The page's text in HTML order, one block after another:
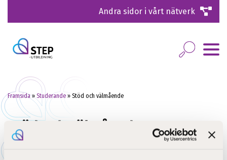
Andra sidor i vårt nätverk
Framsida» Studerande » Stöd och välmående
Stöd och välmående